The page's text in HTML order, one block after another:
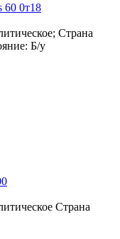
0т18
Страна
Б/у
Страна